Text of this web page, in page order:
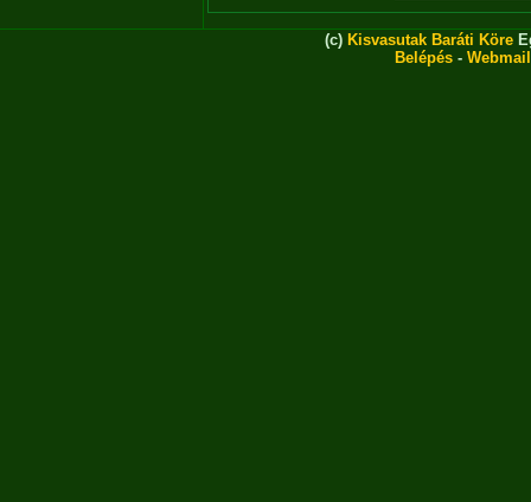
(c) Kisvasutak Baráti Köre
Belépés - Webmail